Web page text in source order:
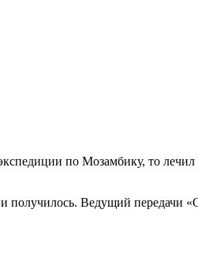
по Мозамбику, то
получилось. Ведущий передачи